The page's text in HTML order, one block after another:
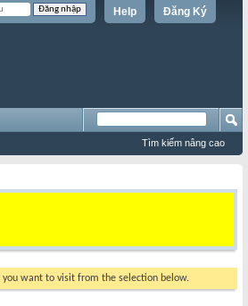
Đăng Ký
Help
Tìm kiếm nâng cao
want to visit from the selection below.